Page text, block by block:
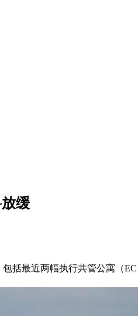
缓
括最近两幅执行共管公寓（